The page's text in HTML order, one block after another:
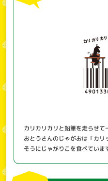
カリカリカリと鉛筆を走らせて
おとうさんのじゃがおは「カ
そうにじゃがりこを食べていま